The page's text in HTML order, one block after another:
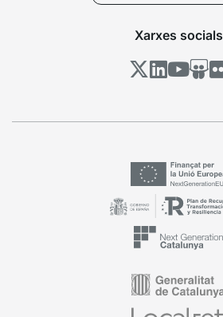
Xarxes socials